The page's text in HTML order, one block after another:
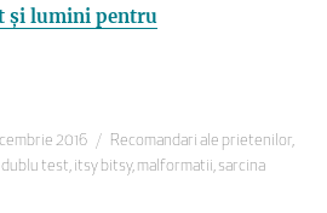
și lumini pentru
2016 Categorii
Recomandari ale prietenilor,
dublu test, itsy bitsy, malformatii, sarcina